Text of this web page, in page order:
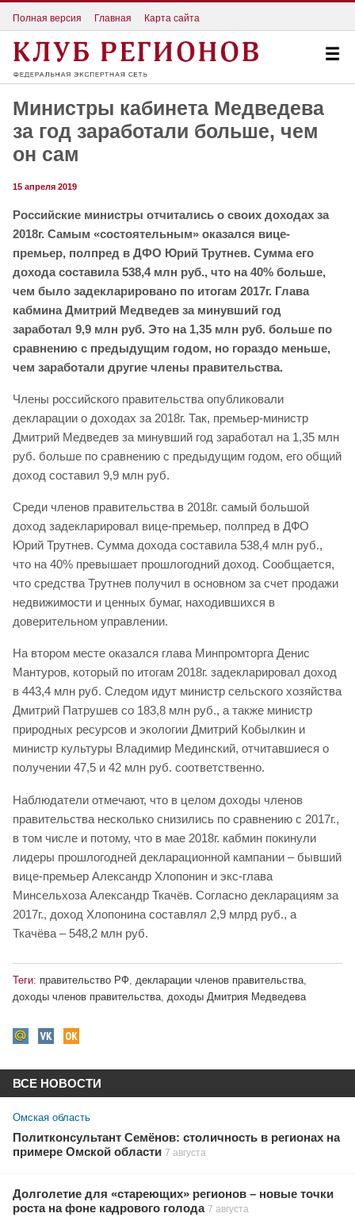
Полная версия Главная Карта сайта
Министры кабинета Медведева
за год заработали больше, чем
он сам
15 апреля 2019
Российские министры отчитались о своих доходах за
2018г. Самым «состоятельным» оказался вице-
премьер, полпред в ДФО Юрий Трутнев. Сумма его
дохода составила 538,4 млн руб., что на 40% больше,
чем было задекларировано по итогам 2017г. Глава
кабмина Дмитрий Медведев за минувший год
заработал 9,9 млн руб. Это на 1,35 млн руб. больше по
сравнению с предыдущим годом, но гораздо меньше,
чем заработали другие члены правительства.
Члены российского правительства опубликовали
декларации о доходах за 2018г. Так, премьер-министр
Дмитрий Медведев за минувший год заработал на 1,35 млн
руб. больше по сравнению с предыдущим годом, его общий
доход составил 9,9 млн руб.
Среди членов правительства в 2018г. самый большой
доход задекларировал вице-премьер, полпред в ДФО
Юрий Трутнев. Сумма дохода составила 538,4 млн руб.,
что на 40% превышает прошлогодний доход. Сообщается,
что средства Трутнев получил в основном за счет продажи
недвижимости и ценных бумаг, находившихся в
доверительном управлении.
На втором месте оказался глава Минпромторга Денис
Мантуров, который по итогам 2018г. задекларировал доход
в 443,4 млн руб. Следом идут министр сельского хозяйства
Дмитрий Патрушев со 183,8 млн руб., а также министр
природных ресурсов и экологии Дмитрий Кобылкин и
министр культуры Владимир Мединский, отчитавшиеся о
получении 47,5 и 42 млн руб. соответственно.
Наблюдатели отмечают, что в целом доходы членов
правительства несколько снизились по сравнению с 2017г.,
в том числе и потому, что в мае 2018г. кабмин покинули
лидеры прошлогодней декларационной кампании – бывший
вице-премьер Александр Хлопонин и экс-глава
Минсельхоза Александр Ткачёв. Согласно декларациям за
2017г., доход Хлопонина составлял 2,9 млрд руб., а
Ткачёва – 548,2 млн руб.
Теги: правительство РФ декларации членов правительства
доходы членов правительства, доходы Дмитрия Медведева
ВСЕ НОВОСТИ
Омская область
Политконсультант Семёнов: столичность в регионах на
примере Омской области 7 августа
Долголетие для «стареющих» регионов – новые точки
роста на фоне кадрового голода 7 августа